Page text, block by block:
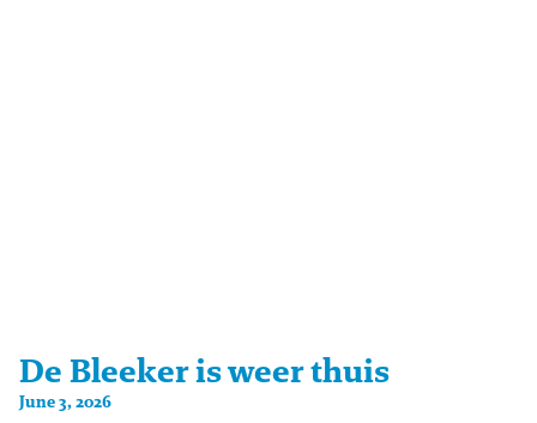
De Bleeker is weer thuis
June 3, 2026